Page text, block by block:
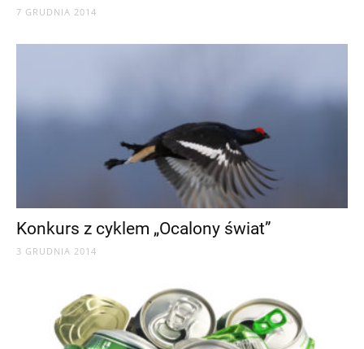
7 GRUDNIA 2014
Konkurs z cyklem „Ocalony świat”
3 GRUDNIA 2014